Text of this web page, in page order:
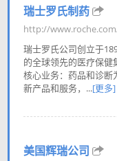
瑞士罗氏制药
http://
瑞士罗氏公司创立于
的全球领先的医疗保
核心业务：药品和诊断
新产品和服务，...[更多]
美国辉瑞公司